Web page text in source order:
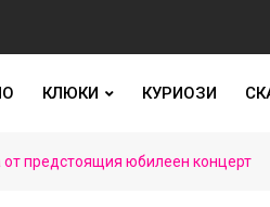
КЛЮКИ КУРИОЗИ
предстоящия юбилеен концерт